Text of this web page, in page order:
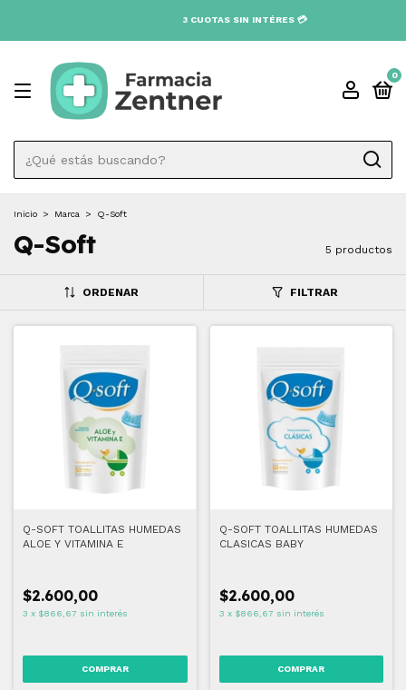
0
Inicio > Marca > Q-Soft
Q-Soft 5 productos
ORDENAR FILTRAR
Q-SOFT TOALLITAS HUMEDAS
ALOE Y VITAMINA E
$2.600,00
3 x $866,67 sin interés
Q-SOFT TOALLITAS HUMEDAS
CLASICAS BABY
$2.600,00
3 x $866,67 sin interés